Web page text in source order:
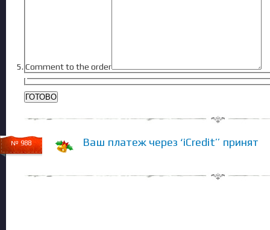
Comment to the order
№ 988 Ваш платеж через ‘iCredit’’ принят